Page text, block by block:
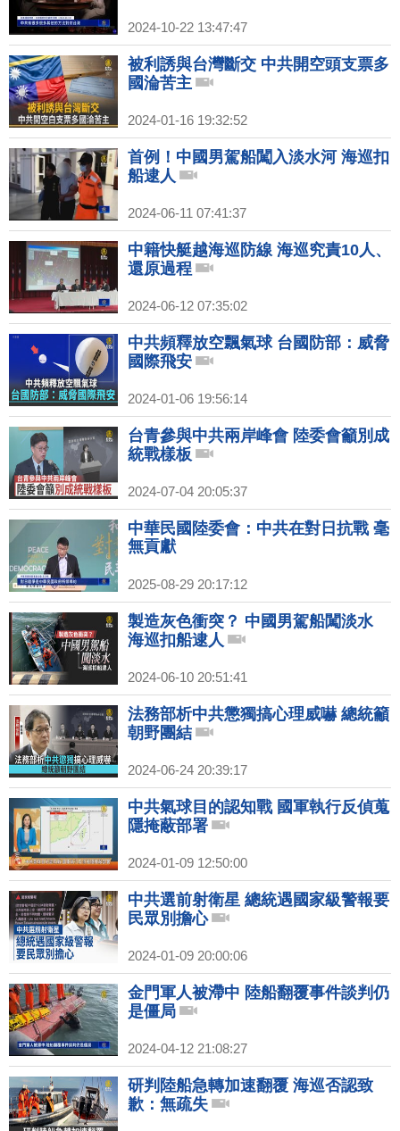
2024-10-22 13:47:47
被利誘與台灣斷交 中共開空頭支票多
國淪苦主
2024-01-16 19:32:52
首例！中國男駕船闖入淡水河 海巡扣
船逮人
2024-06-11 07:41:37
中籍快艇越海巡防線 海巡究責10人、
還原過程
2024-06-12 07:35:02
中共頻釋放空飄氣球 台國防部：威脅
國際飛安
2024-01-06 19:56:14
台青參與中共兩岸峰會 陸委會籲別成
統戰樣板
2024-07-04 20:05:37
中華民國陸委會：中共在對日抗戰 毫
無貢獻
2025-08-29 20:17:12
製造灰色衝突？ 中國男駕船闖淡水
海巡扣船逮人
2024-06-10 20:51:41
法務部析中共懲獨搞心理威嚇 總統籲
朝野團結
2024-06-24 20:39:17
中共氣球目的認知戰 國軍執行反偵蒐
隱掩蔽部署
2024-01-09 12:50:00
中共選前射衛星 總統遇國家級警報要
民眾別擔心
2024-01-09 20:00:06
金門軍人被滯中 陸船翻覆事件談判仍
是僵局
2024-04-12 21:08:27
研判陸船急轉加速翻覆 海巡否認致
歉：無疏失